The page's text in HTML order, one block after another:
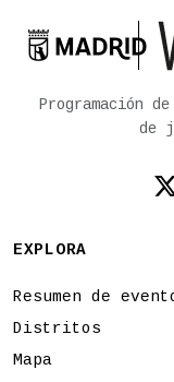

Ayuntamiento
Programación
de
EXPLORA
Resumen de
Distritos
Mapa